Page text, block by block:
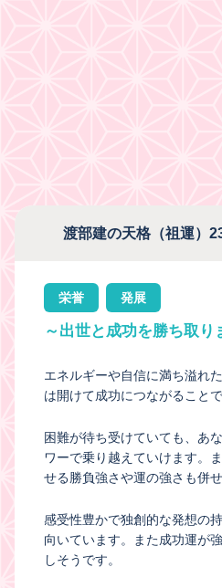
渡部建の天格（祖運）
栄誉 発展
～出世と成功を勝ち取り
エネルギーや自信に満ち溢れ
は開けて成功につながることで
困難が待ち受けていても、あ
ワーで乗り越えていけます。
せる勝負強さや運の強さも併
感受性豊かで独創的な発想の
向いています。また成功運が
しそうです。